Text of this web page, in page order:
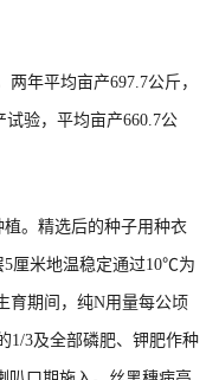
两年平均亩产697.7公斤，
试验，平均亩产660.7公
。精选后的种子用种衣
厘米地温稳定通过10℃为
育期间，纯N用量每公顷
1/3及全部磷肥、钾肥作种